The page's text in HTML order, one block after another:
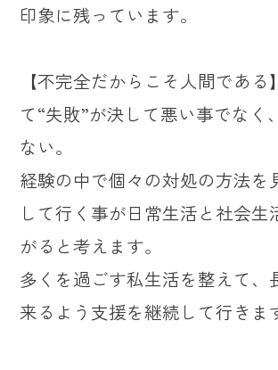
印象に残っています。
【不完全だからこそ人間である
て“失敗”が決して悪い事でなく
ない。
経験の中で個々の対処の方法を
して行く事が日常生活と社会生
がると考えます。
多くを過ごす私生活を整えて、
来るよう支援を継続して行きま